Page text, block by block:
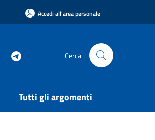
Accedi all'area personale
Cerca
Tutti gli argomenti